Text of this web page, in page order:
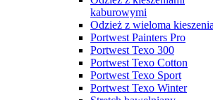
kaburowymi
Odzież z wieloma
Portwest Painters Pro
Portwest Texo 300
Portwest Texo Cotton
Portwest Texo Sport
Portwest Texo Winter